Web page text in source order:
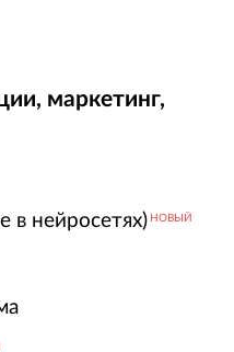
маркетинг,
в нейросетях) НОВЫЙ